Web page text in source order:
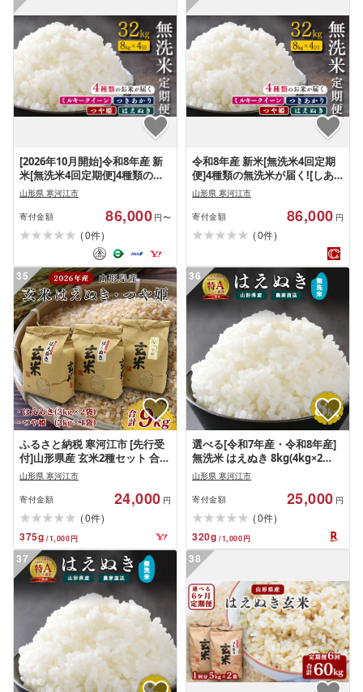
[2026年10月開始]令和8年産 新
米[無洗米4回定期便]4種類の無
洗米が届く![しあわせ定期便] 合
計 32kg ( 毎月8kgお届け ) 山形
県産 2026年 ミルキークイーン
つきあかり つや姫 はえぬき
086-C-JF030-10
山形県 寒河江市
寄付金額 86,000 円〜
(0件)
令和8年産 新米[無洗米4回定期
便]4種類の無洗米が届く![しあ
わせ定期便] 合計 32kg ( 毎月
8kgお届け ) 山形県産 2026年産
[選べる配送時期]ミルキークイ
ーン つきあかり つや姫 はえぬ
き
山形県 寒河江市
寄付金額 86,000 円
(0件)
35
ふるさと納税 寒河江市 [先行受
付]山形県産 玄米2種セット 合計
9kg[つや姫・はえぬき] 令和8年
産
山形県 寒河江市
寄付金額 24,000 円
(0件)
375g /1,000円
36
選べる[令和7年産・令和8年産]
無洗米 はえぬき 8kg(4kg×2
袋)2025年産 2026年産 山形県産
お取り寄せ 小分け 便利 農家直
送 産地直送 ブランド米 4キロ 8
キロ 東北 山形 ふるさと納税 無
洗米
山形県 寒河江市
寄付金額 25,000 円
(0件)
320g /1,000円
37 38